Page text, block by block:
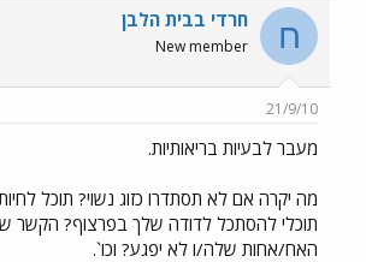
ח חרדי בבית הלבן
New member
21/9/10
מעבר לבעיות בריאותיות.
מה יקרה אם לא תסתדרו כזוג נשוי? תוכל
תוכלי להסתכל לדודה שלך בפרצוף?
האח/אחות שלה/ו לא יפגע? וכו`.